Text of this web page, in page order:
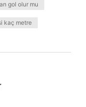
gol olur mu
kaç metre